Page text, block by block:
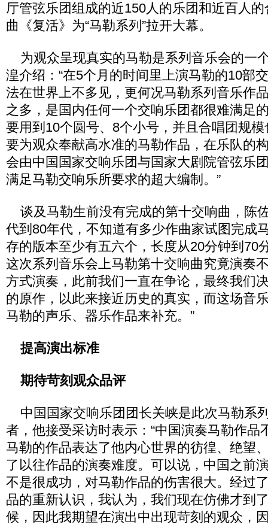
厅管弦乐团组成的近150人的乐团和近百人
曲《复活》为“马勒系列”拉开大幕。
为观众呈现真实的马勒是系列音乐会的一
湟介绍：“在5个月的时间里上演马勒的10部
法在世界上不多见，更何况马勒系列音乐作
之多，是国内任何一个交响乐团都很难满足
要用到10个圆号、8个小号，并且合唱团规
要为观众奉献高水准的马勒作品，在乐队的
会由中国国家交响乐团与国家大剧院管弦乐
满足马勒交响乐所要求的超大编制。”
谈及马勒生前没有完成的第十交响曲，陈
代到80年代，不知道有多少作曲家试图完成
存的版本至少有五六个，长度从20分钟到70
这次系列音乐会上马勒第十交响曲究竟演奏
方式演奏，此前我们一直在争论，最终我们
的原作，以此来接近历史的真实，而这场音
马勒的声乐、器乐作品来补充。”
提高演出标准
期待苛刻观众品评
中国国家交响乐团团长关峡是此次马勒系
者，他接受采访时表示：“中国演奏马勒作品
马勒的作品表达了他内心世界的彷徨、绝望
了以往作品的演奏难度。可以说，中国之前
不是很成功，对马勒作品的伤害很大。经过
品的重新认识，我认为，我们现在仿佛才到
候，因此我期望在演出中出现苛刻的观众，